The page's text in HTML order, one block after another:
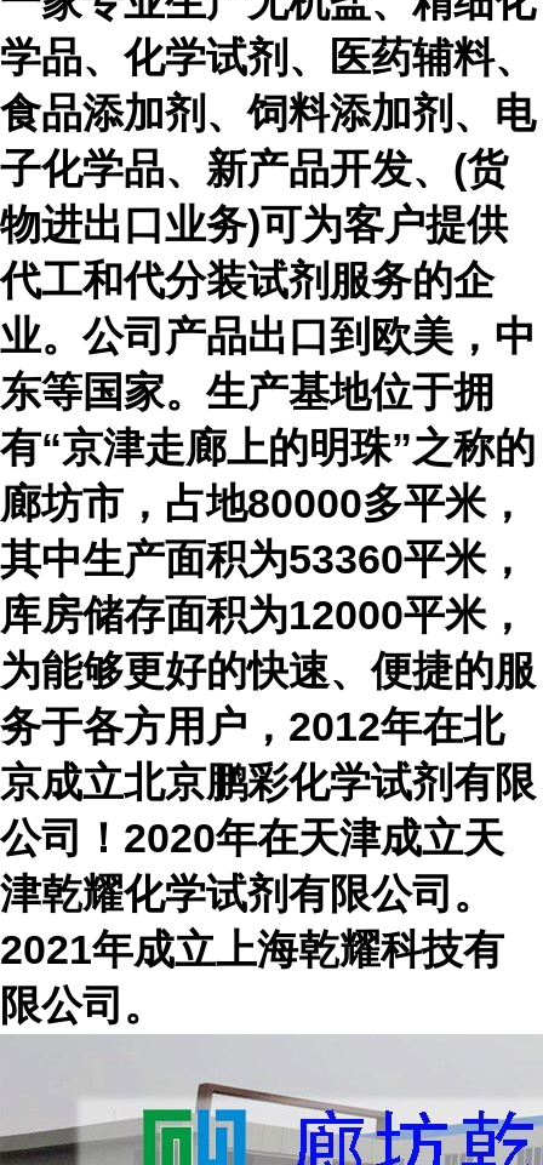
学品、化学试剂、医药辅料、
食品添加剂、饲料添加剂、电
子化学品、新产品开发、(货
物进出口业务)可为客户提供
代工和代分装试剂服务的企
业。公司产品出口到欧美，中
东等国家。生产基地位于拥
有“京津走廊上的明珠”之称的
廊坊市，占地80000多平米，
其中生产面积为53360平米，
库房储存面积为12000平米，
为能够更好的快速、便捷的服
务于各方用户，2012年在北
京成立北京鹏彩化学试剂有限
公司！2020年在天津成立天
津乾耀化学试剂有限公司。
2021年成立上海乾耀科技有
限公司。